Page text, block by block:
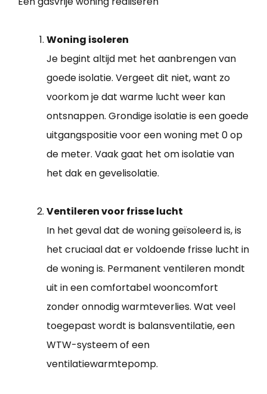
Woning isoleren
Je begint altijd met het aanbrengen van
goede isolatie. Vergeet dit niet, want zo
voorkom je dat warme lucht weer kan
ontsnappen. Grondige isolatie is een goede
uitgangspositie voor een woning met 0 op
de meter. Vaak gaat het om isolatie van
het dak en gevelisolatie.
Ventileren voor frisse lucht
In het geval dat de woning geïsoleerd is, is
het cruciaal dat er voldoende frisse lucht in
de woning is. Permanent ventileren mondt
uit in een comfortabel wooncomfort
zonder onnodig warmteverlies. Wat veel
toegepast wordt is balansventilatie, een
WTW-systeem of een
ventilatiewarmtepomp.